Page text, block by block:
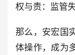
权与责：监管
那么，安宏国
体操作，成为